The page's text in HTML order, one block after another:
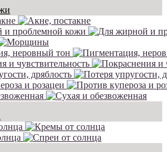
и проблемной кожи
неровный тон
и чувствительность
дряблость
и розацеи